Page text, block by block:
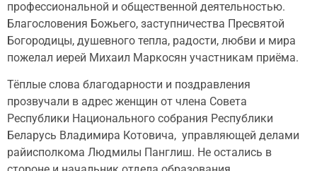
профессиональной и общественной деятельностью.
Благословения Божьего, заступничества Пресвятой
Богородицы, душевного тепла, радости, любви и мира
пожелал иерей Михаил Маркосян участникам приёма.
Тёплые слова благодарности и поздравления
прозвучали в адрес женщин от члена Совета
Республики Национального собрания Республики
Беларусь Владимира Котовича, управляющей делами
райисполкома Людмилы Панглиш. Не остались в